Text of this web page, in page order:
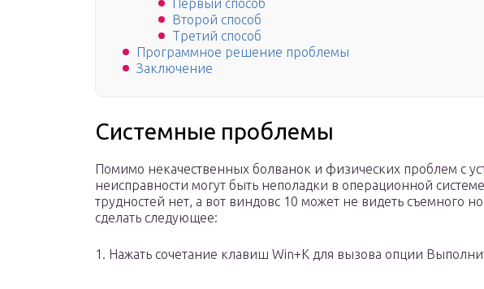
Первый способ
Второй способ
Третий способ
Программное решение проблемы
Заключение
Системные проблемы
Помимо некачественных болванок и физических проблем с
неисправности могут быть неполадки в операционной
трудностей нет, а вот виндовс 10 может не видеть съемного
сделать следующее:
1. Нажать сочетание клавиш Win+К для вызова опции